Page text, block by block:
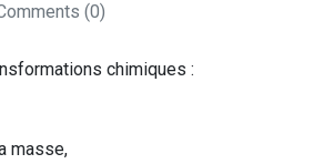
(0)
chimiques :
masse,